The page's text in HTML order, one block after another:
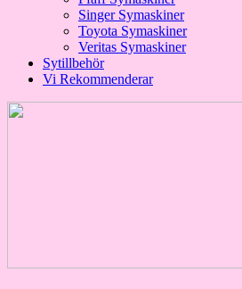
Singer Symaskiner
Toyota Symaskiner
Veritas Symaskiner
Sytillbehör
Vi Rekommenderar